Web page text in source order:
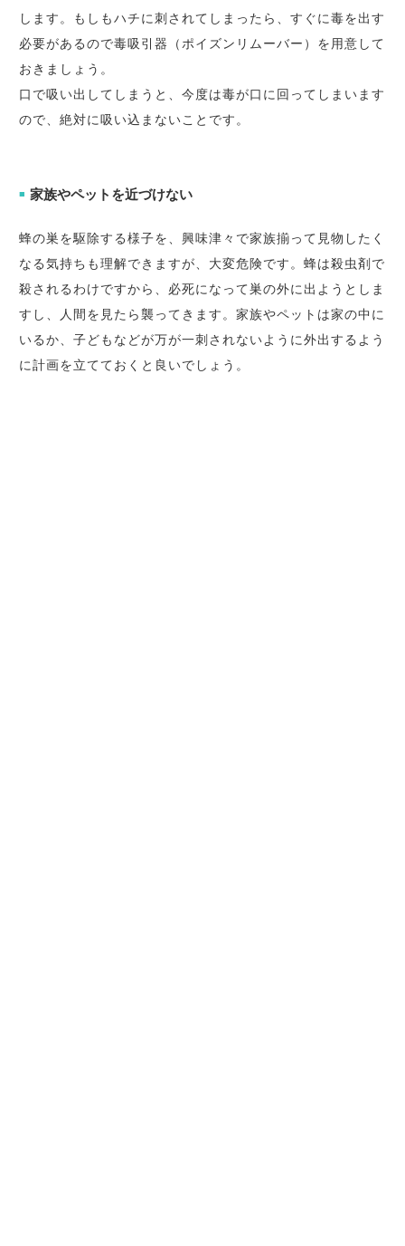
します。もしもハチに刺されてしまったら、すぐに毒を出す
必要があるので毒吸引器（ポイズンリムーバー）を用意して
おきましょう。
口で吸い出してしまうと、今度は毒が口に回ってしまいます
ので、絶対に吸い込まないことです。
■ 家族やペットを近づけない
蜂の巣を駆除する様子を、興味津々で家族揃って見物したく
なる気持ちも理解できますが、大変危険です。蜂は殺虫剤で
殺されるわけですから、必死になって巣の外に出ようとしま
すし、人間を見たら襲ってきます。家族やペットは家の中に
いるか、子どもなどが万が一刺されないように外出するよう
に計画を立てておくと良いでしょう。